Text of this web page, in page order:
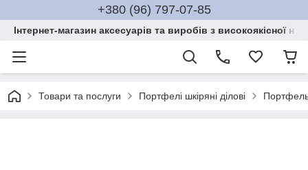
+380 (96) 797-07-85
Інтернет-магазин аксесуарів та виробів з високоякісної
Товари та послуги Портфелі шкіряні ділові